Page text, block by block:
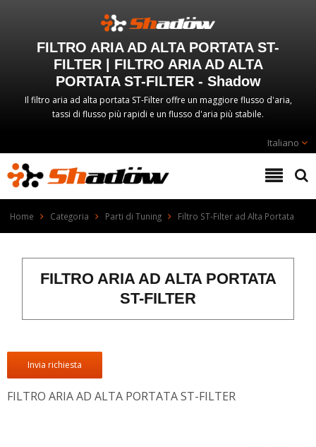
FILTRO ARIA AD ALTA PORTATA ST-
FILTER | FILTRO ARIA AD ALTA
PORTATA ST-FILTER - Shadow
Il filtro aria ad alta portata ST-Filter offre un maggiore flusso d'aria,
tassi di flusso più rapidi e un flusso d'aria più stabile.
Italiano
Home Categoria Parti di Tuning Filtro ST-Filter ad Alta Portata
FILTRO ARIA AD ALTA PORTATA
ST-FILTER
Invia richiesta
FILTRO ARIA AD ALTA PORTATA ST-FILTER